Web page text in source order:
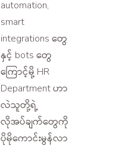
automation,
smart
integrations တွေ
နှင့် bots တွေ
ကြောင့်မို့ HR
Department ဟာ
လဲသူတို့ရဲ့
လိုအပ်ချက်တွေကို
ပိုမိုကောင်းမွန်လာ